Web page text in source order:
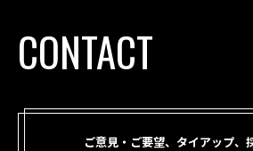
CONTACT
ご意見・ご要望、タイアップ、